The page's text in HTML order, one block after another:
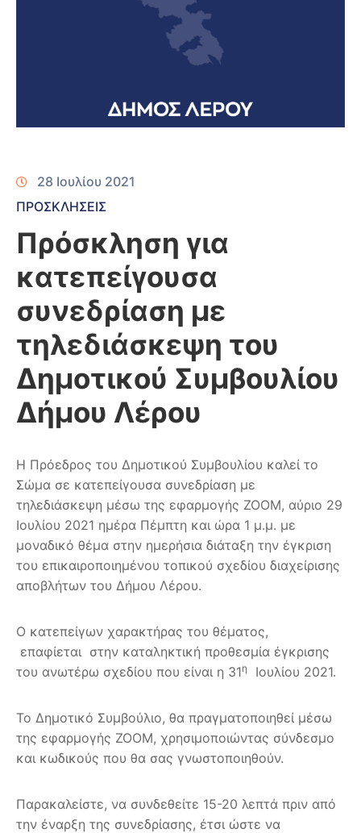
28 Ιουλίου 2021
ΠΡΟΣΚΛΗΣΕΙΣ
Πρόσκληση για
κατεπείγουσα
συνεδρίαση με
τηλεδιάσκεψη του
Δημοτικού Συμβουλίου
Δήμου Λέρου
Η Πρόεδρος του Δημοτικού Συμβουλίου καλεί το
Σώμα σε κατεπείγουσα συνεδρίαση με
τηλεδιάσκεψη μέσω της εφαρμογής ZOOM, αύριο 29
Ιουλίου 2021 ημέρα Πέμπτη και ώρα 1 μ.μ. με
μοναδικό θέμα στην ημερήσια διάταξη την έγκριση
του επικαιροποιημένου τοπικού σχεδίου διαχείρισης
αποβλήτων του Δήμου Λέρου.
Ο κατεπείγων χαρακτήρας του θέματος,
επαφίεται στην καταληκτική προθεσμία έγκρισης
του ανωτέρω σχεδίου που είναι η 31η Ιουλίου 2021.
Το Δημοτικό Συμβούλιο, θα πραγματοποιηθεί μέσω
της εφαρμογής ZOOM, χρησιμοποιώντας σύνδεσμο
και κωδικούς που θα σας γνωστοποιηθούν.
Παρακαλείστε, να συνδεθείτε 15-20 λεπτά πριν από
την έναρξη της συνεδρίασης, έτσι ώστε να